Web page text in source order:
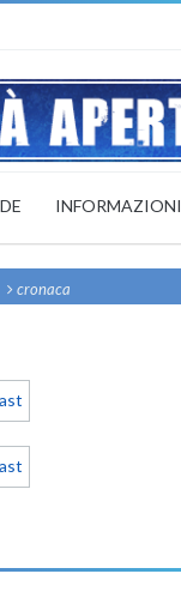
INFORMAZIONI
cronaca